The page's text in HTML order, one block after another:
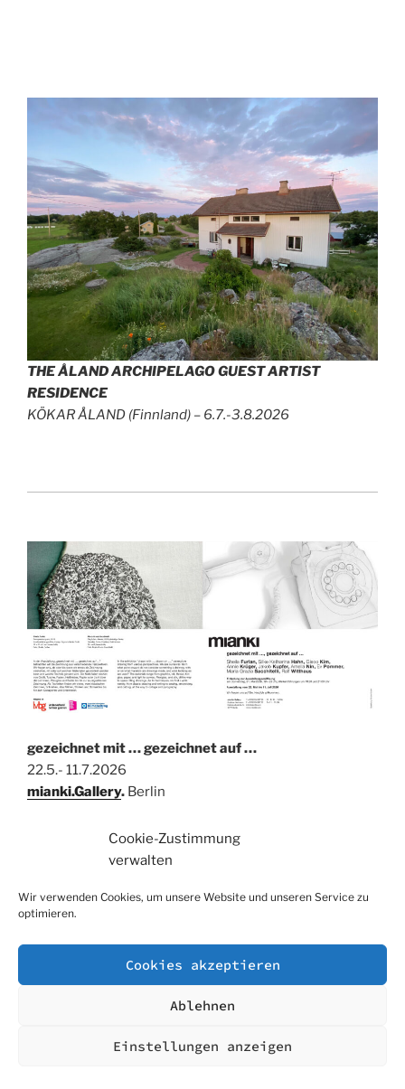
Cookie-Zustimmung
verwalten
Wir verwenden Cookies, um unsere Website und unseren Service zu
optimieren.
Cookies akzeptieren
Ablehnen
Einstellungen anzeigen
THE ÅLAND ARCHIPELAGO GUEST ARTIST
RESIDENCE
KÖKAR ÅLAND (Finnland) – 6.7.-3.8.2026
gezeichnet mit … gezeichnet auf …
22.5.- 11.7.2026
mianki.Gallery. Berlin